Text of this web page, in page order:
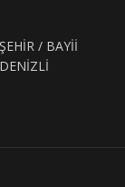
/ BAYİİ